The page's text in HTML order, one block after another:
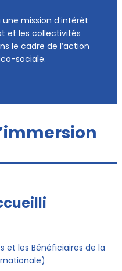
mission d’intérêt
et les collectivités
le cadre de l’action
sociale.
et les Bénéficiaires de la